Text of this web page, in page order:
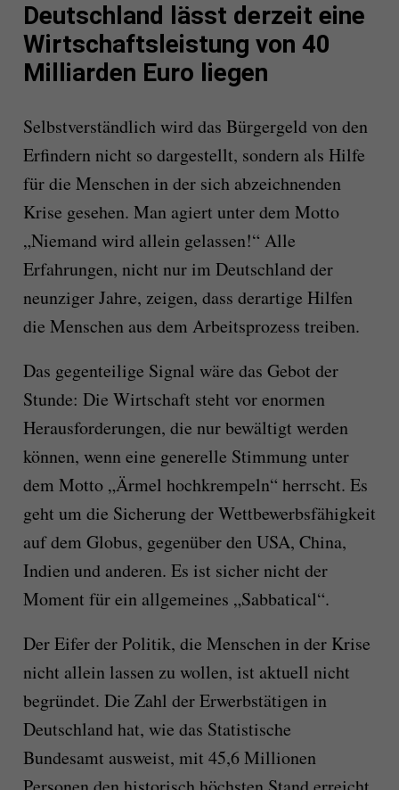
Deutschland lässt derzeit eine
Wirtschaftsleistung von 40
Milliarden Euro liegen
Selbstverständlich wird das Bürgergeld von den
Erfindern nicht so dargestellt, sondern als Hilfe
für die Menschen in der sich abzeichnenden
Krise gesehen. Man agiert unter dem Motto
„Niemand wird allein gelassen!“ Alle
Erfahrungen, nicht nur im Deutschland der
neunziger Jahre, zeigen, dass derartige Hilfen
die Menschen aus dem Arbeitsprozess treiben.
Das gegenteilige Signal wäre das Gebot der
Stunde: Die Wirtschaft steht vor enormen
Herausforderungen, die nur bewältigt werden
können, wenn eine generelle Stimmung unter
dem Motto „Ärmel hochkrempeln“ herrscht. Es
geht um die Sicherung der Wettbewerbsfähigkeit
auf dem Globus, gegenüber den USA, China,
Indien und anderen. Es ist sicher nicht der
Moment für ein allgemeines „Sabbatical“.
Der Eifer der Politik, die Menschen in der Krise
nicht allein lassen zu wollen, ist aktuell nicht
begründet. Die Zahl der Erwerbstätigen in
Deutschland hat, wie das Statistische
Bundesamt ausweist, mit 45,6 Millionen